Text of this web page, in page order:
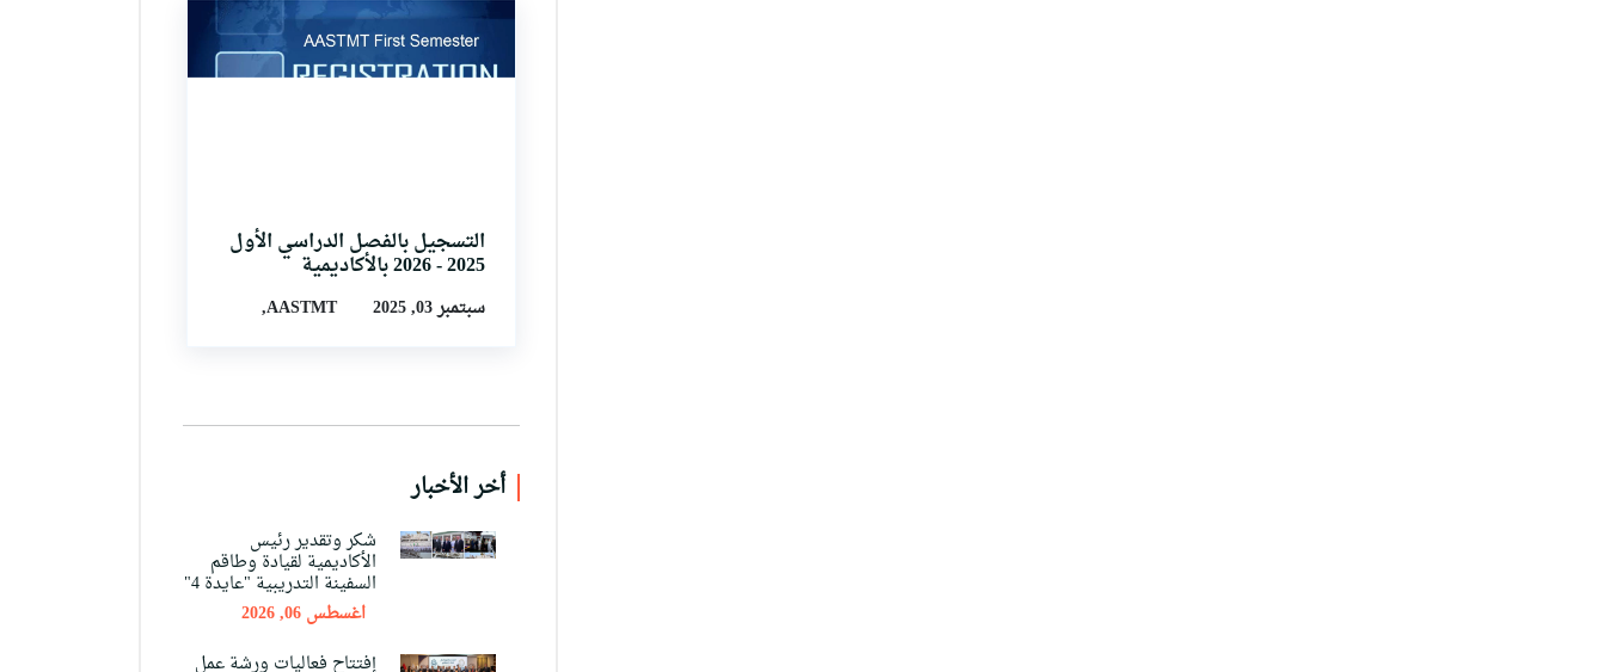
التسجيل بالفصل الدراسي الأول
2025 - 2026 بالأكاديمية
سبتمبر 03, 2025 AASTMT,
أخر الأخبار
شكر وتقدير رئيس
الأكاديمية لقيادة وطاقم
السفينة التدريبية "عايدة 4"
اغسطس 06, 2026
إفتتاح فعاليات ورشة عمل